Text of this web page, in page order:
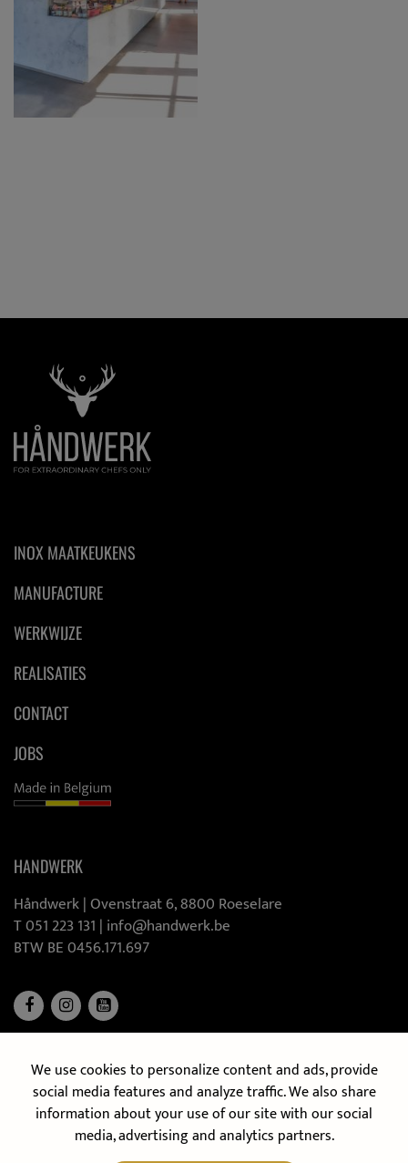
INOX MAATKEUKENS
MANUFACTURE
WERKWIJZE
REALISATIES
CONTACT
JOBS
HANDWERK
Håndwerk |Ovenstraat 6, 8800 Roeselare
T 051 223 131 | info@handwerk.be
BTW BE 0456.171.697
ONTDEK ONZE MOBIELE KEUKEN
We use cookies to personalize content and ads, provide
social media features and analyze traffic. We also share
information about your use of our site with our social
media, advertising and analytics partners.